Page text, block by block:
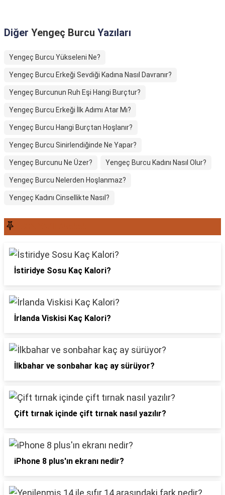
Diğer Yengeç Burcu Yazıları
Yengeç Burcu Yükseleni Ne?
Yengeç Burcu Erkeği Sevdiği Kadına Nasıl Davranır?
Yengeç Burcunun Ruh Eşi Hangi Burçtur?
Yengeç Burcu Erkeği İlk Adımı Atar Mı?
Yengeç Burcu Hangi Burçtan Hoşlanır?
Yengeç Burcu Sinirlendiğinde Ne Yapar?
Yengeç Burcunu Ne Üzer? Yengeç Burcu Kadını Nasıl Olur?
Yengeç Burcu Nelerden Hoşlanmaz?
Yengeç Kadını Cinsellikte Nasıl?
İstiridye Sosu Kaç Kalori?
İrlanda Viskisi Kaç Kalori?
İlkbahar ve sonbahar kaç ay sürüyor?
Çift tırnak içinde çift tırnak nasıl yazılır?
iPhone 8 plus'ın ekranı nedir?